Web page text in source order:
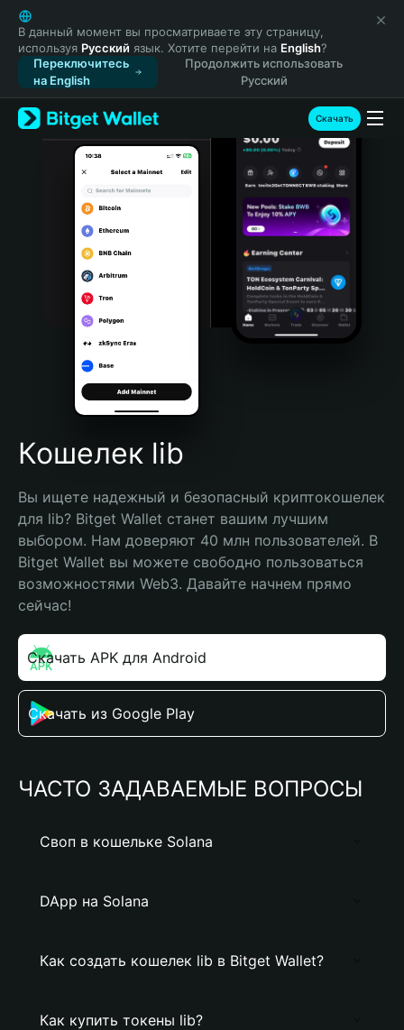
English
日本語
Tiếng Việt
Русский
Español (Latinoamérica)
Türkçe
Italiano
Português (Portugal)
Bahasa Indonesia
Português (Brasil)
Español (Argentina)
В данный момент вы просматриваете эту страницу,
используя Русский язык. Хотите перейти на English?
Переключитесь
на English
Продолжить использовать
Русский
Скачать
Кошелек lib
Вы ищете надежный и безопасный криптокошелек
для lib? Bitget Wallet станет вашим лучшим
выбором. Нам доверяют 40 млн пользователей. В
Bitget Wallet вы можете свободно пользоваться
возможностями Web3. Давайте начнем прямо
сейчас!
Скачать APK для Android
Скачать из Google Play
ЧАСТО ЗАДАВАЕМЫЕ ВОПРОСЫ
Своп в кошельке Solana
DApp на Solana
Как создать кошелек lib в Bitget Wallet?
Как купить токены lib?